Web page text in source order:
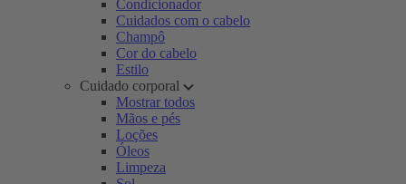
Condicionador
Cuidados com o cabelo
Champô
Cor do cabelo
Estilo
Cuidado corporal
Mostrar todos
Mãos e pés
Loções
Óleos
Limpeza